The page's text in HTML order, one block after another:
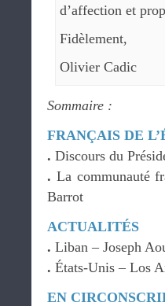
d’affection et
Fidèlement,
Olivier Cadic
Sommaire :
FRANÇAIS DE
. Discours du
. La communauté
Barrot
ACTUALITÉS
. Liban – Joseph
. États-Unis – Los
EN